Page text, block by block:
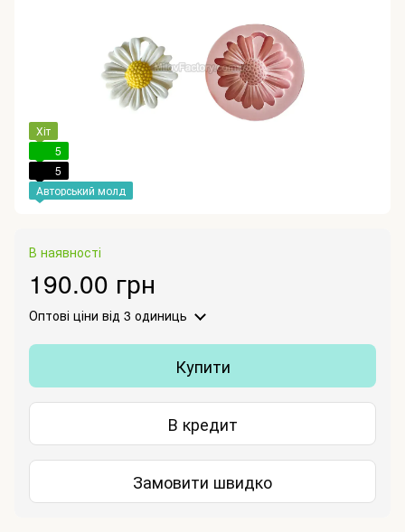
Хіт
5
5
Авторський молд
В наявності
190.00 грн
Оптові ціни від 3 одиниць
Купити
В кредит
Замовити швидко